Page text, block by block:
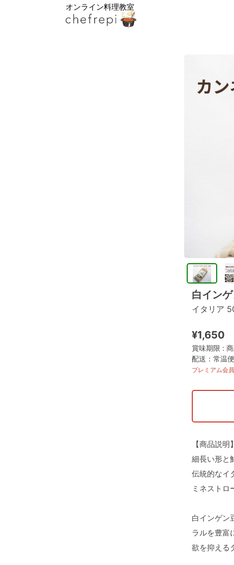
オンライン料理教室
白イン
イタリア
¥1,650
賞味期限 :
配送：常温
プレミアム会
【商品説明】
細長い形と
伝統的なイ
ミネストロ
白インゲン
ラルを豊富
欲を抑える